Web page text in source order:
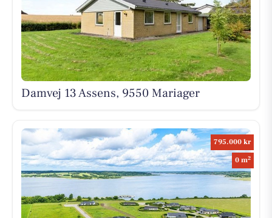
Damvej 13 Assens, 9550 Mariager
795.000 kr
0 m2